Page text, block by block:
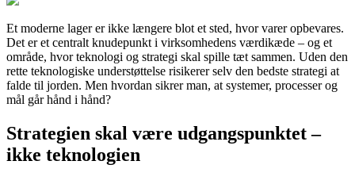
Et moderne lager er ikke længere blot et sted, hvor varer opbevares.
Det er et centralt knudepunkt i virksomhedens værdikæde – og et
område, hvor teknologi og strategi skal spille tæt sammen. Uden den
rette teknologiske understøttelse risikerer selv den bedste strategi at
falde til jorden. Men hvordan sikrer man, at systemer, processer og
mål går hånd i hånd?
Strategien skal være udgangspunktet –
ikke teknologien